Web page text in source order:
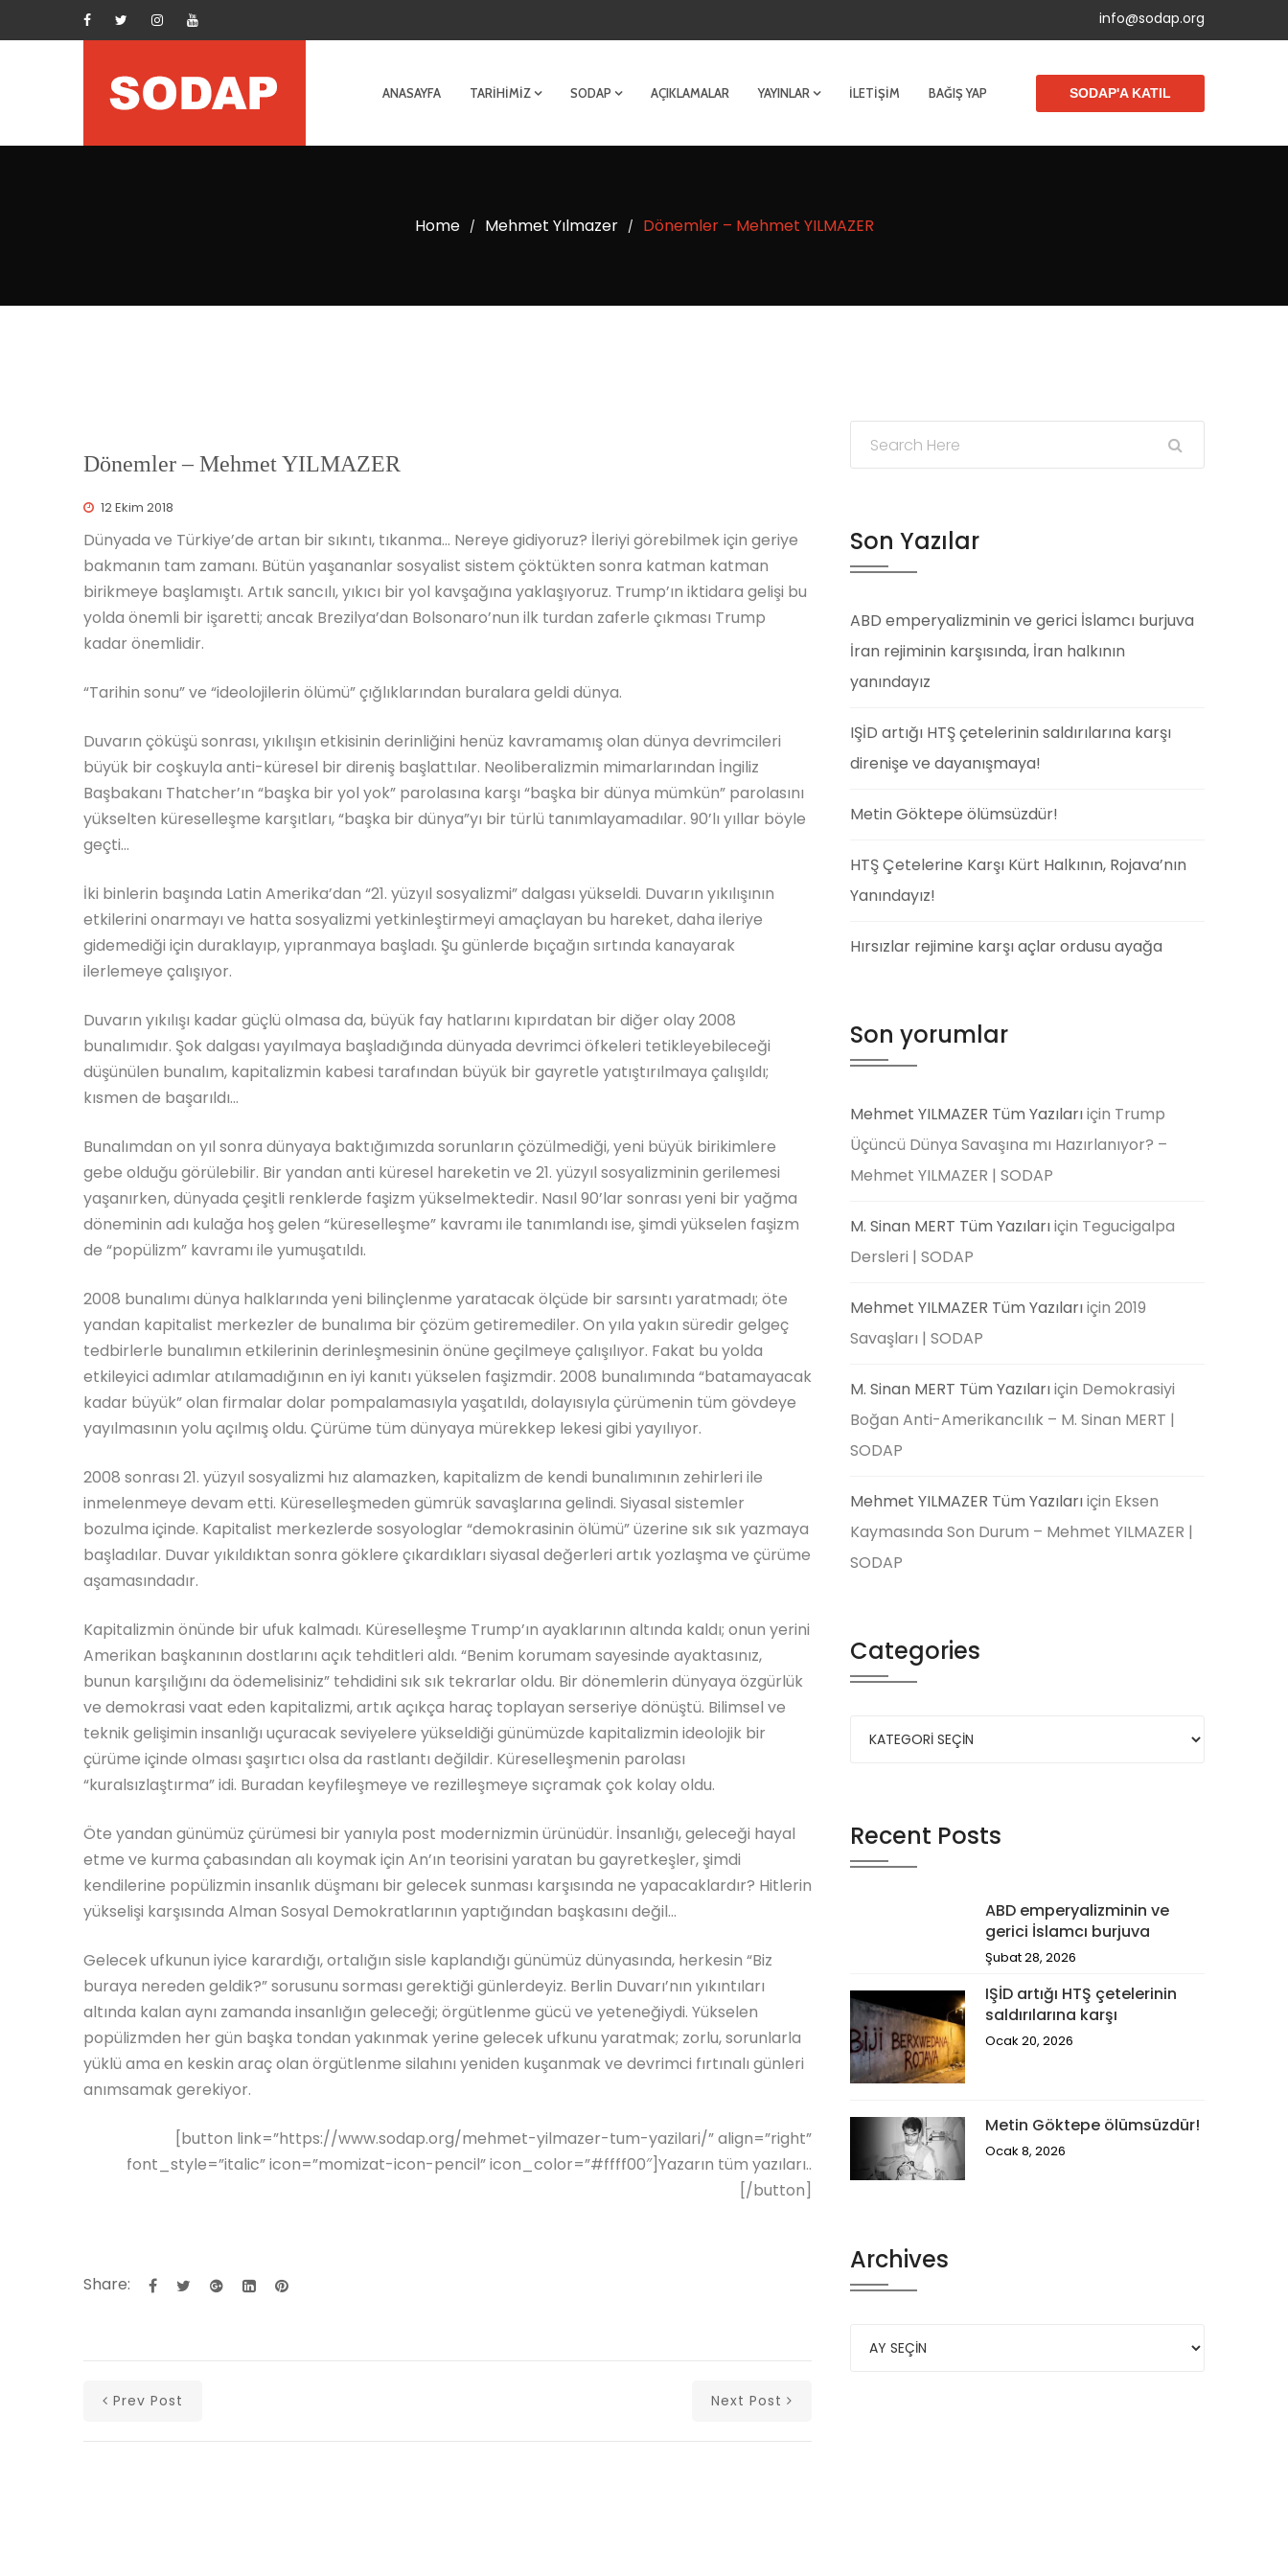
info@sodap.org
ANASAYFA TARIHIMIZ SODAP AÇIKLAMALAR YAYINLAR İLETIŞIM BAĞIŞ YAP SODAP'A KATIL
Home / Mehmet Yılmazer / Dönemler – Mehmet YILMAZER
Dönemler – Mehmet YILMAZER
12 Ekim 2018
Dünyada ve Türkiye’de artan bir sıkıntı, tıkanma… Nereye gidiyoruz? İleriyi görebilmek için geriye
bakmanın tam zamanı. Bütün yaşananlar sosyalist sistem çöktükten sonra katman katman
birikmeye başlamıştı. Artık sancılı, yıkıcı bir yol kavşağına yaklaşıyoruz. Trump’ın iktidara gelişi bu
yolda önemli bir işaretti; ancak Brezilya’dan Bolsonaro’nun ilk turdan zaferle çıkması Trump
kadar önemlidir.
“Tarihin sonu” ve “ideolojilerin ölümü” çığlıklarından buralara geldi dünya.
Duvarın çöküşü sonrası, yıkılışın etkisinin derinliğini henüz kavramamış olan dünya devrimcileri
büyük bir coşkuyla anti-küresel bir direniş başlattılar. Neoliberalizmin mimarlarından İngiliz
Başbakanı Thatcher’ın “başka bir yol yok” parolasına karşı “başka bir dünya mümkün” parolasını
yükselten küreselleşme karşıtları, “başka bir dünya”yı bir türlü tanımlayamadılar. 90’lı yıllar böyle
geçti…
İki binlerin başında Latin Amerika’dan “21. yüzyıl sosyalizmi” dalgası yükseldi. Duvarın yıkılışının
etkilerini onarmayı ve hatta sosyalizmi yetkinleştirmeyi amaçlayan bu hareket, daha ileriye
gidemediği için duraklayıp, yıpranmaya başladı. Şu günlerde bıçağın sırtında kanayarak
ilerlemeye çalışıyor.
Duvarın yıkılışı kadar güçlü olmasa da, büyük fay hatlarını kıpırdatan bir diğer olay 2008
bunalımıdır. Şok dalgası yayılmaya başladığında dünyada devrimci öfkeleri tetikleyebileceği
düşünülen bunalım, kapitalizmin kabesi tarafından büyük bir gayretle yatıştırılmaya çalışıldı;
kısmen de başarıldı…
Bunalımdan on yıl sonra dünyaya baktığımızda sorunların çözülmediği, yeni büyük birikimlere
gebe olduğu görülebilir. Bir yandan anti küresel hareketin ve 21. yüzyıl sosyalizminin gerilemesi
yaşanırken, dünyada çeşitli renklerde faşizm yükselmektedir. Nasıl 90’lar sonrası yeni bir yağma
döneminin adı kulağa hoş gelen “küreselleşme” kavramı ile tanımlandı ise, şimdi yükselen faşizm
de “popülizm” kavramı ile yumuşatıldı.
2008 bunalımı dünya halklarında yeni bilinçlenme yaratacak ölçüde bir sarsıntı yaratmadı; öte
yandan kapitalist merkezler de bunalıma bir çözüm getiremediler. On yıla yakın süredir gelgeç
tedbirlerle bunalımın etkilerinin derinleşmesinin önüne geçilmeye çalışılıyor. Fakat bu yolda
etkileyici adımlar atılamadığının en iyi kanıtı yükselen faşizmdir. 2008 bunalımında “batamayacak
kadar büyük” olan firmalar dolar pompalamasıyla yaşatıldı, dolayısıyla çürümenin tüm gövdeye
yayılmasının yolu açılmış oldu. Çürüme tüm dünyaya mürekkep lekesi gibi yayılıyor.
2008 sonrası 21. yüzyıl sosyalizmi hız alamazken, kapitalizm de kendi bunalımının zehirleri ile
inmelenmeye devam etti. Küreselleşmeden gümrük savaşlarına gelindi. Siyasal sistemler
bozulma içinde. Kapitalist merkezlerde sosyologlar “demokrasinin ölümü” üzerine sık sık yazmaya
başladılar. Duvar yıkıldıktan sonra göklere çıkardıkları siyasal değerleri artık yozlaşma ve çürüme
aşamasındadır.
Kapitalizmin önünde bir ufuk kalmadı. Küreselleşme Trump’ın ayaklarının altında kaldı; onun yerini
Amerikan başkanının dostlarını açık tehditleri aldı. “Benim korumam sayesinde ayaktasınız,
bunun karşılığını da ödemelisiniz” tehdidini sık sık tekrarlar oldu. Bir dönemlerin dünyaya özgürlük
ve demokrasi vaat eden kapitalizmi, artık açıkça haraç toplayan serseriye dönüştü. Bilimsel ve
teknik gelişimin insanlığı uçuracak seviyelere yükseldiği günümüzde kapitalizmin ideolojik bir
çürüme içinde olması şaşırtıcı olsa da rastlantı değildir. Küreselleşmenin parolası
“kuralsızlaştırma” idi. Buradan keyfileşmeye ve rezilleşmeye sıçramak çok kolay oldu.
Öte yandan günümüz çürümesi bir yanıyla post modernizmin ürünüdür. İnsanlığı, geleceği hayal
etme ve kurma çabasından alı koymak için An’ın teorisini yaratan bu gayretkeşler, şimdi
kendilerine popülizmin insanlık düşmanı bir gelecek sunması karşısında ne yapacaklardır? Hitlerin
yükselişi karşısında Alman Sosyal Demokratlarının yaptığından başkasını değil…
Gelecek ufkunun iyice karardığı, ortalığın sisle kaplandığı günümüz dünyasında, herkesin “Biz
buraya nereden geldik?” sorusunu sorması gerektiği günlerdeyiz. Berlin Duvarı’nın yıkıntıları
altında kalan aynı zamanda insanlığın geleceği; örgütlenme gücü ve yeteneğiydi. Yükselen
popülizmden her gün başka tondan yakınmak yerine gelecek ufkunu yaratmak; zorlu, sorunlarla
yüklü ama en keskin araç olan örgütlenme silahını yeniden kuşanmak ve devrimci fırtınalı günleri
anımsamak gerekiyor.
[button link=”https://www.sodap.org/mehmet-yilmazer-tum-yazilari/” align=”right”
font_style=”italic” icon=”momizat-icon-pencil” icon_color=”#ffff00″]Yazarın tüm yazıları..
[/button]
Share:
Prev Post Next Post
Son Yazılar
ABD emperyalizminin ve gerici İslamcı burjuva
İran rejiminin karşısında, İran halkının
yanındayız
IŞİD artığı HTŞ çetelerinin saldırılarına karşı
direnişe ve dayanışmaya!
Metin Göktepe ölümsüzdür!
HTŞ Çetelerine Karşı Kürt Halkının, Rojava’nın
Yanındayız!
Hırsızlar rejimine karşı açlar ordusu ayağa
Son yorumlar
Mehmet YILMAZER Tüm Yazılarıiçin Trump
Üçüncü Dünya Savaşına mı Hazırlanıyor? –
Mehmet YILMAZER | SODAP
M. Sinan MERT Tüm Yazılarıiçin Tegucigalpa
Dersleri | SODAP
Mehmet YILMAZER Tüm Yazılarıiçin 2019
Savaşları | SODAP
M. Sinan MERT Tüm Yazılarıiçin Demokrasiyi
Boğan Anti-Amerikancılık – M. Sinan MERT |
SODAP
Mehmet YILMAZER Tüm Yazılarıiçin Eksen
Kaymasında Son Durum – Mehmet YILMAZER |
SODAP
Categories
Recent Posts
ABD emperyalizminin ve
gerici İslamcı burjuva
Şubat 28, 2026
IŞİD artığı HTŞ çetelerinin
saldırılarına karşı
Ocak 20, 2026
Metin Göktepe ölümsüzdür!
Ocak 8, 2026
Archives